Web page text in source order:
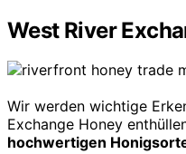
West River
Wir werden wichtige
Exchange Honey
hochwertigen